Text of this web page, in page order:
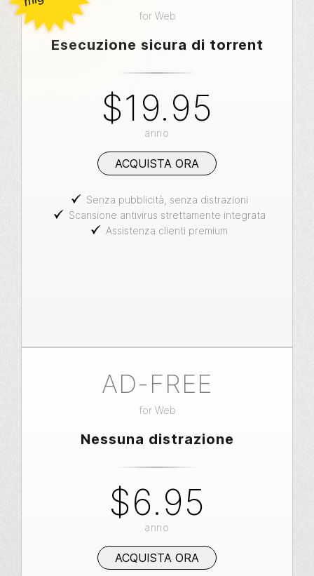
for Web
Esecuzione sicura di torrent
$19.95
anno
ACQUISTA ORA
Senza pubblicità, senza distrazioni
Scansione antivirus strettamente integrata
Assistenza clienti premium
AD-FREE
for Web
Nessuna distrazione
$6.95
anno
ACQUISTA ORA